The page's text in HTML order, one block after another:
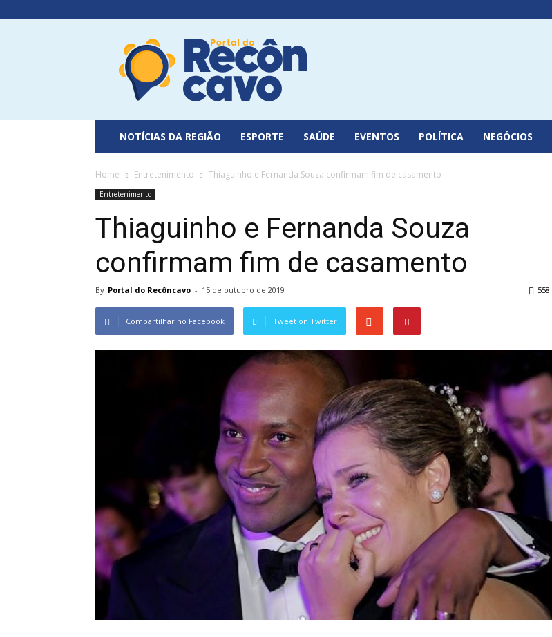
Portal
do
Recôncavo
NOTÍCIAS DA REGIÃO ESPORTE SAÚDE EVENTOS POLÍTICA NEGÓCIOS
Home Entretenimento Thiaguinho e Fernanda Souza confirmam fim de casamento
Entretenimento
Thiaguinho e Fernanda Souza
confirmam fim de casamento
By Portal do Recôncavo - 15 de outubro de 2019 558
Compartilhar no Facebook Tweet on Twitter